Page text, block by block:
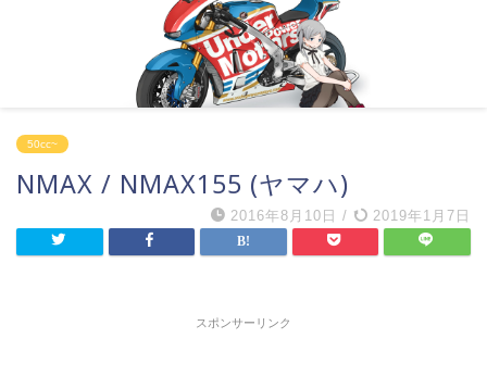
50cc~
NMAX / NMAX155 (ヤマハ)
2016年8月10日 / 2019年1月7日
スポンサーリンク